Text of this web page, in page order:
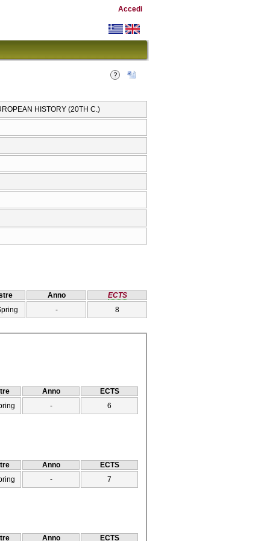
Accedi
HISTORY (20TH C.)
Anno
ECTS
- 8
Anno
ECTS
- 6
Anno
ECTS
- 7
Anno ECTS